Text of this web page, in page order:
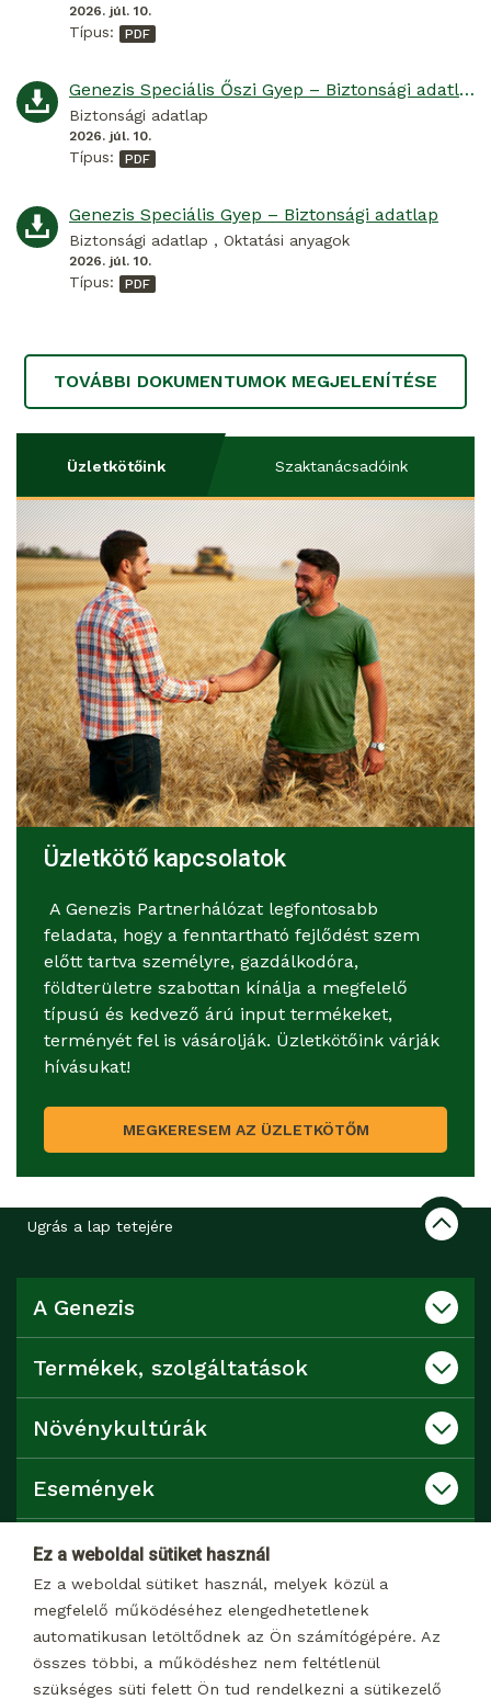
Ez a weboldal sütiket használ
Ez a weboldal sütiket használ, melyek közül a
megfelelő működéséhez elengedhetetlenek
automatikusan letöltődnek az Ön számítógépére. Az
összes többi, a működéshez nem feltétlenül
szükséges süti felett Ön tud rendelkezni a sütikezelő
2026. júl. 10.
Típus:
Genezis Speciális Őszi Gyep – Biztonsági adatlap
Biztonsági adatlap
2026. júl. 10.
Típus:
Genezis Speciális Gyep – Biztonsági adatlap
Biztonsági adatlap , Oktatási anyagok
2026. júl. 10.
Típus:
TOVÁBBI DOKUMENTUMOK MEGJELENÍTÉSE
Üzletkötőink Szaktanácsadóink
Üzletkötő kapcsolatok
A Genezis Partnerhálózat legfontosabb
feladata, hogy a fenntartható fejlődést szem
előtt tartva személyre, gazdálkodóra,
földterületre szabottan kínálja a megfelelő
típusú és kedvező árú input termékeket,
terményét fel is vásárolják. Üzletkötőink várják
hívásukat!
MEGKERESEM AZ ÜZLETKÖTŐM
Ugrás a lap tetejére
A Genezis
Termékek, szolgáltatások
Növénykultúrák
Események
Katalógusok
Kapcsolat
Dokumentumtár